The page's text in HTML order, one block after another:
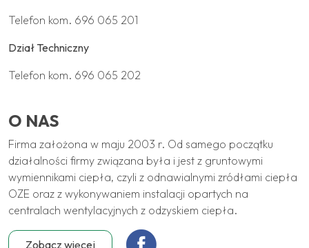
Telefon kom. 696 065 201
Dział Techniczny
Telefon kom. 696 065 202
O NAS
Firma założona w maju 2003 r. Od samego początku
działalności firmy związana była i jest z gruntowymi
wymiennikami ciepła, czyli z odnawialnymi zródłami ciepła
OZE oraz z wykonywaniem instalacji opartych na
centralach wentylacyjnych z odzyskiem ciepła.
Zobacz więcej